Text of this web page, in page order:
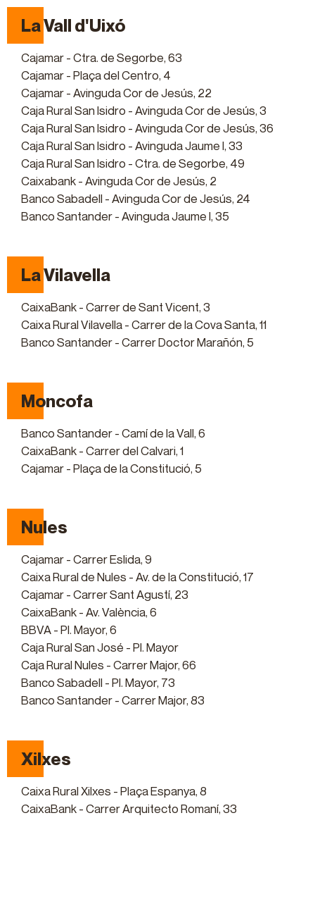
La Vall d'Uixó
Cajamar - Ctra. de Segorbe, 63
Cajamar - Plaça del Centro, 4
Cajamar - Avinguda Cor de Jesús, 22
Caja Rural San Isidro - Avinguda Cor de Jesús, 3
Caja Rural San Isidro - Avinguda Cor de Jesús, 36
Caja Rural San Isidro - Avinguda Jaume I, 33
Caja Rural San Isidro - Ctra. de Segorbe, 49
Caixabank - Avinguda Cor de Jesús, 2
Banco Sabadell - Avinguda Cor de Jesús, 24
Banco Santander - Avinguda Jaume I, 35
La Vilavella
CaixaBank - Carrer de Sant Vicent, 3
Caixa Rural Vilavella - Carrer de la Cova Santa, 11
Banco Santander - Carrer Doctor Marañón, 5
Moncofa
Banco Santander - Camí de la Vall, 6
CaixaBank - Carrer del Calvari, 1
Cajamar - Plaça de la Constitució, 5
Nules
Cajamar - Carrer Eslida, 9
Caixa Rural de Nules - Av. de la Constitució, 17
Cajamar - Carrer Sant Agustí, 23
CaixaBank - Av. València, 6
BBVA - Pl. Mayor, 6
Caja Rural San José - Pl. Mayor
Caja Rural Nules - Carrer Major, 66
Banco Sabadell - Pl. Mayor, 73
Banco Santander - Carrer Major, 83
Xilxes
Caixa Rural Xilxes - Plaça Espanya, 8
CaixaBank - Carrer Arquitecto Romaní, 33